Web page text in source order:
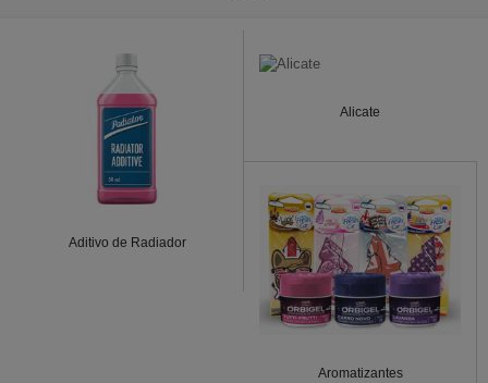
Aditivo de Radiador
Alicate
Aromatizantes